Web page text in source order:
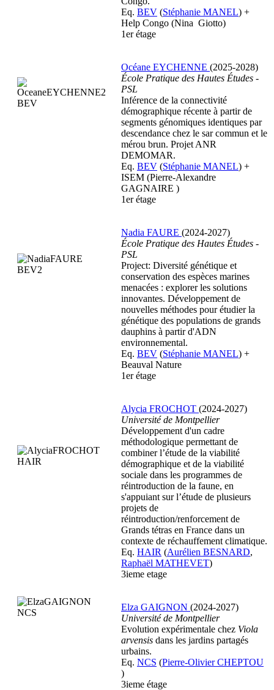
Eq. BEV (Stéphanie MANEL) +
Help Congo (Nina Giotto)
1er étage
Océane EYCHENNE (2025-2028)
École Pratique des Hautes Études -
PSL
Inférence de la connectivité
démographique récente à partir de
segments génomiques identiques par
descendance chez le sar commun et le
mérou brun. Projet ANR
DEMOMAR.
Eq. BEV (Stéphanie MANEL) +
ISEM (Pierre-Alexandre
GAGNAIRE )
1er étage
Nadia FAURE (2024-2027)
École Pratique des Hautes Études -
PSL
Project: Diversité génétique et
conservation des espèces marines
menacées : explorer les solutions
innovantes. Développement de
nouvelles méthodes pour étudier la
génétique des populations de grands
dauphins à partir d'ADN
environnemental.
Eq. BEV (Stéphanie MANEL) +
Beauval Nature
1er étage
Alycia FROCHOT (2024-2027)
Université de Montpellier
Développement d'un cadre
méthodologique permettant de
combiner l’étude de la viabilité
démographique et de la viabilité
sociale dans les programmes de
réintroduction de la faune, en
s'appuiant sur l’étude de plusieurs
projets de
réintroduction/renforcement de
Grands tétras en France dans un
contexte de réchauffement climatique.
Eq. HAIR (Aurélien BESNARD,
Raphaël MATHEVET)
3ieme etage
Elza GAIGNON (2024-2027)
Université de Montpellier
Evolution expérimentale chez Viola
arvensis dans les jardins partagés
urbains.
Eq. NCS (Pierre-Olivier CHEPTOU
)
3ieme étage